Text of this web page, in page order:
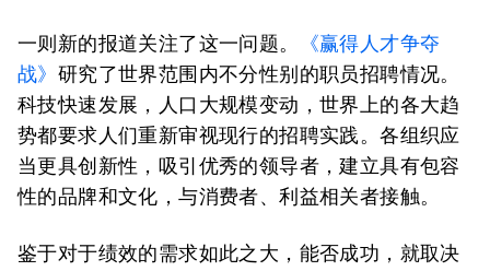
一则新的报道关注了这一问题。
《赢得人才争夺
战》 研究了世界范围内不分性别的职员招聘情况。
科技快速发展，人口大规模变动，世界上的各大趋
势都要求人们重新审视现行的招聘实践。各组织应
当更具创新性，吸引优秀的领导者，建立具有包容
性的品牌和文化，与消费者、利益相关者接触。
鉴于对于绩效的需求如此之大，能否成功，就取决